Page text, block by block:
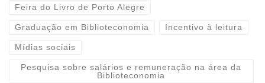
Feira do Livro de Porto Alegre
Graduação em Biblioteconomia Incentivo à leitura
Mídias sociais
Pesquisa sobre salários e remuneração na área da
Biblioteconomia